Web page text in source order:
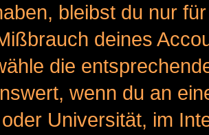
bleibst du nur
deines
die
wenn du an
Universität, im